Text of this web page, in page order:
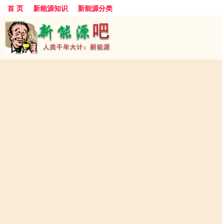
首 页 新能源知识 新能源分类